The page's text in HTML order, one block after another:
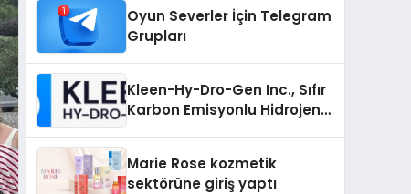
Oyun Severler İçin Telegram
Grupları
Kleen-Hy-Dro-Gen Inc., Sıfır
Karbon Emisyonlu Hidrojen
Aldı
Marie Rose kozmetik
sektörüne giriş yaptı